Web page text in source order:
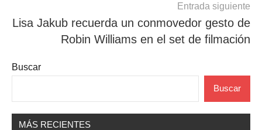
Entrada siguiente
Lisa Jakub recuerda un conmovedor gesto de
Robin Williams en el set de filmación
Buscar
Buscar
MÁS RECIENTES